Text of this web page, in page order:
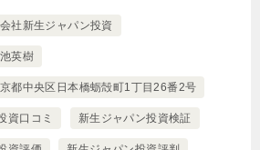
社新生ジャパン投資
英樹
都中央区日本橋蛎殻町1丁目26番2号
資口コミ 新生ジャパン投資検証